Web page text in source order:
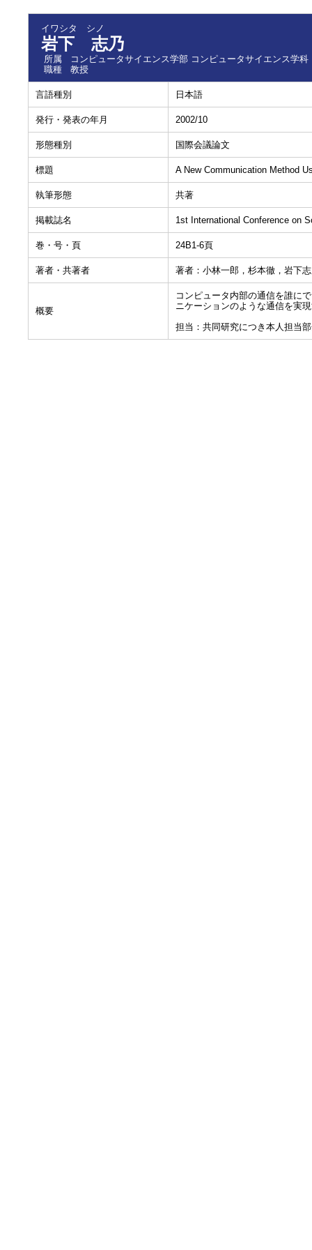
イワシタ シノ
岩下 志乃
所属
コンピュータサイエンス学部 コンピュータサイエンス学科
職種
教授
言語種別 日本語
発行・発表の年月 2002/10
形態種別 国際会議論文
標題 A New Communication Method
執筆形態 共著
掲載誌名 1st International Conference on
巻・号・頁 24B1-6頁
著者・共著者 著者：小林一郎，杉本徹，岩下
概要
コンピュータ内部の通信を誰に
ニケーションのような通信を実
担当：共同研究につき本人担当